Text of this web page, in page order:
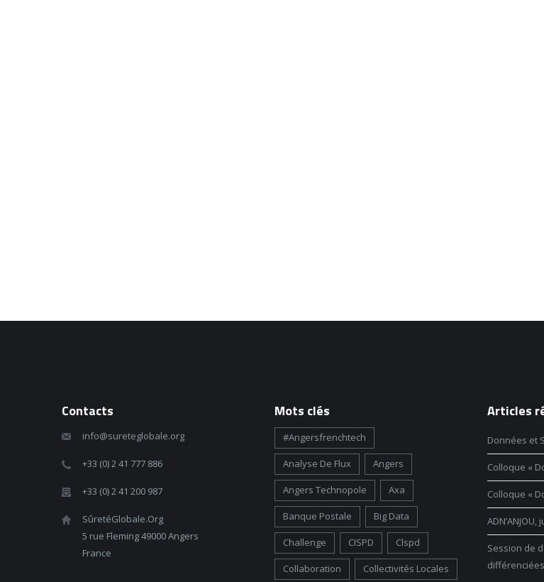
Contacts
info@sureteglobale.org
+33 (0) 2 41 777 886
+33 (0) 2 41 200 987
SûretéGlobale.Org
5 rue Fleming 49000 Angers
France
Mots clés
#angersfrenchtech
Analyse De Flux Angers
Angers Technopole Axa
Banque Postale Big Data
Challenge CISPD Clspd
Collaboration Collectivités Locales
Articles
Données et
Colloque «
Colloque «
Session de